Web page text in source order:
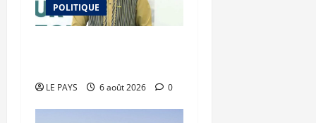
POLITIQUE
LE PAYS 6 août 2026 0